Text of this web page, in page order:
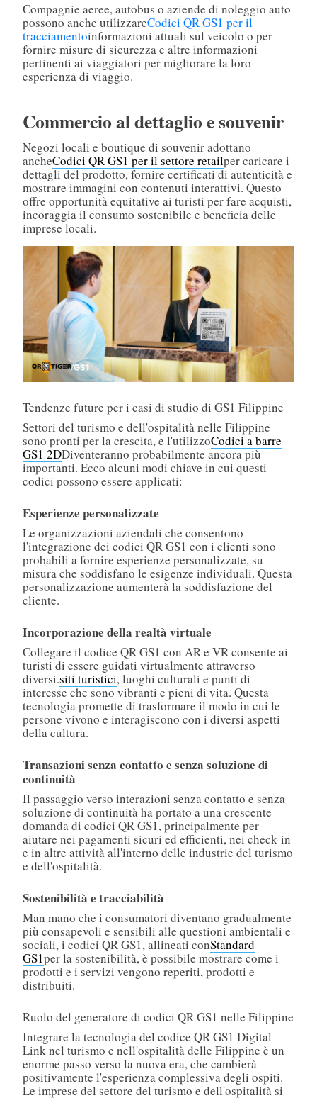
Compagnie aeree, autobus o aziende di noleggio auto
possono anche utilizzareCodici QR GS1 per il
tracciamentoinformazioni attuali sul veicolo o per
fornire misure di sicurezza e altre informazioni
pertinenti ai viaggiatori per migliorare la loro
esperienza di viaggio.
Commercio al dettaglio e souvenir
Negozi locali e boutique di souvenir adottano
ancheCodici QR GS1 per il settore retailper caricare i
dettagli del prodotto, fornire certificati di autenticità e
mostrare immagini con contenuti interattivi. Questo
offre opportunità equitative ai turisti per fare acquisti,
incoraggia il consumo sostenibile e beneficia delle
imprese locali.
Tendenze future per i casi di studio di GS1 Filippine
Settori del turismo e dell'ospitalità nelle Filippine
sono pronti per la crescita, e l'utilizzoCodici a barre
GS1 2DDiventeranno probabilmente ancora più
importanti. Ecco alcuni modi chiave in cui questi
codici possono essere applicati:
Esperienze personalizzate
Le organizzazioni aziendali che consentono
l'integrazione dei codici QR GS1 con i clienti sono
probabili a fornire esperienze personalizzate, su
misura che soddisfano le esigenze individuali. Questa
personalizzazione aumenterà la soddisfazione del
cliente.
Incorporazione della realtà virtuale
Collegare il codice QR GS1 con AR e VR consente ai
turisti di essere guidati virtualmente attraverso
diversi.siti turistici, luoghi culturali e punti di
interesse che sono vibranti e pieni di vita. Questa
tecnologia promette di trasformare il modo in cui le
persone vivono e interagiscono con i diversi aspetti
della cultura.
Transazioni senza contatto e senza soluzione di
continuità
Il passaggio verso interazioni senza contatto e senza
soluzione di continuità ha portato a una crescente
domanda di codici QR GS1, principalmente per
aiutare nei pagamenti sicuri ed efficienti, nei check-in
e in altre attività all'interno delle industrie del turismo
e dell'ospitalità.
Sostenibilità e tracciabilità
Man mano che i consumatori diventano gradualmente
più consapevoli e sensibili alle questioni ambientali e
sociali, i codici QR GS1, allineati conStandard
GS1per la sostenibilità, è possibile mostrare come i
prodotti e i servizi vengono reperiti, prodotti e
distribuiti.
Ruolo del generatore di codici QR GS1 nelle Filippine
Integrare la tecnologia del codice QR GS1 Digital
Link nel turismo e nell'ospitalità delle Filippine è un
enorme passo verso la nuova era, che cambierà
positivamente l'esperienza complessiva degli ospiti.
Le imprese del settore del turismo e dell'ospitalità si